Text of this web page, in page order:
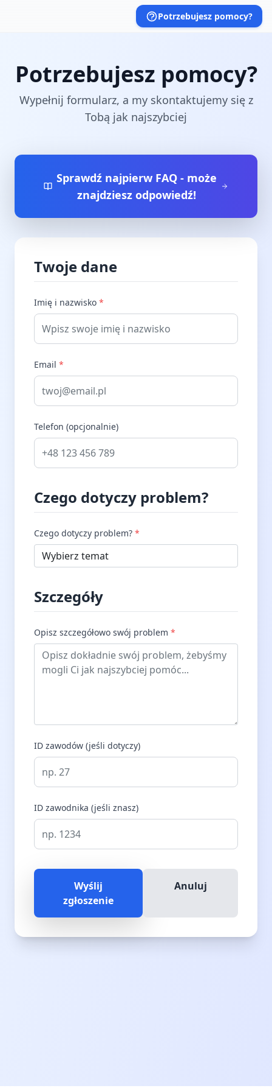
Potrzebujesz pomocy?
Potrzebujesz pomocy?
Wypełnij formularz, a my skontaktujemy się z
Tobą jak najszybciej
Sprawdź najpierw FAQ - może
znajdziesz odpowiedź!
Twoje dane
Imię i nazwisko *
Email *
Telefon (opcjonalnie)
Czego dotyczy problem?
Czego dotyczy problem? *
Szczegóły
Opisz szczegółowo swój problem *
ID zawodów (jeśli dotyczy)
ID zawodnika (jeśli znasz)
Wyślij
zgłoszenie
Anuluj